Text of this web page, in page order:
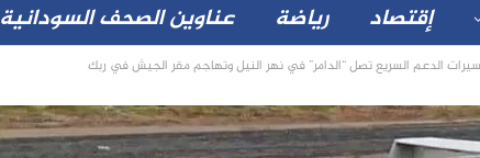
إقتصاد رياضة عناوين الصحف السودانية
الدعم السريع تصل “الدامر” في نهر النيل وتهاجم مقر الجيش في ربك